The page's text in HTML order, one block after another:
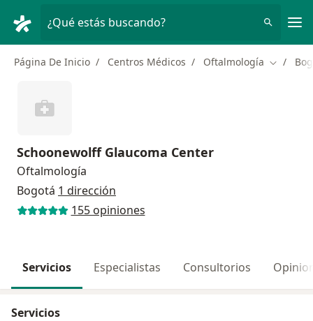
¿Qué estás buscando?
Página De Inicio Centros Médicos Oftalmología Cambiar
Schoonewolff Glaucoma Center
Oftalmología
Bogotá 1 dirección
155 opiniones
Servicios Especialistas Consultorios
Servicios